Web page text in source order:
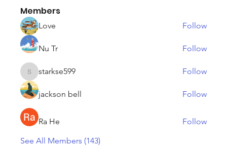
Members
Love Follow
Nu Tr Follow
starkse599
starkse599 Follow
jackson bell Follow
Ra He
Follow
See All Members (143)